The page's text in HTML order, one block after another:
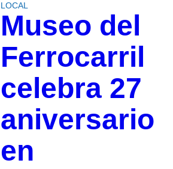
LOCAL
Museo del
Ferrocarril
celebra 27
aniversario
en